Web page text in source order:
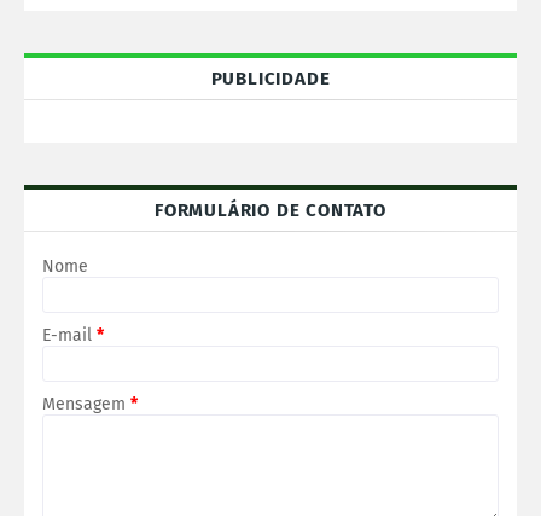
PUBLICIDADE
FORMULÁRIO DE CONTATO
Nome
E-mail *
Mensagem *